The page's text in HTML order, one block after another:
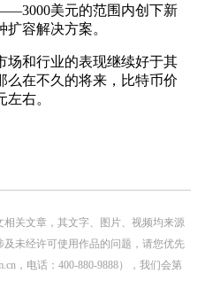
美元的范围内创下新
容解决方案。
和行业的表现继续好于其
么在不久的将来，比特币价
右。
关文章，其文字、图片、视频均来源
未经许可使用作品的问题，请您优先
，电话：400-880-9888），我们会第